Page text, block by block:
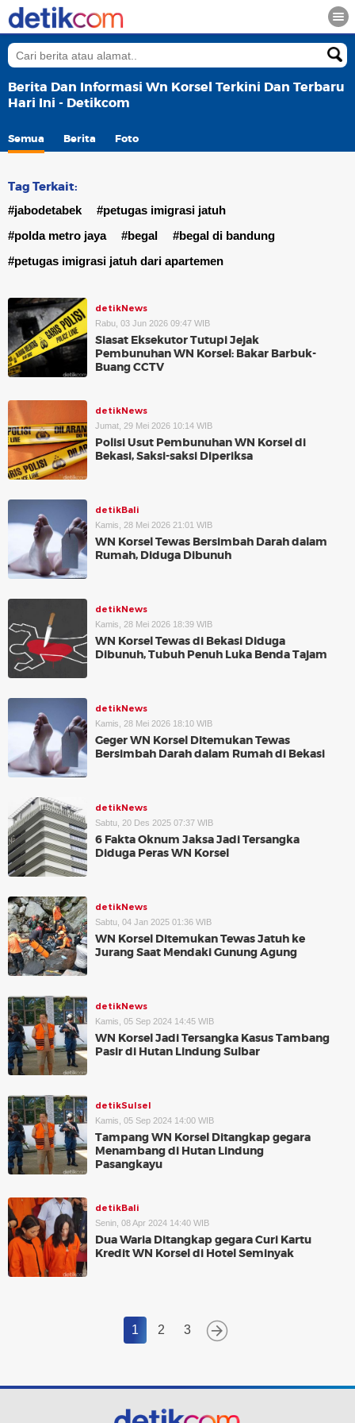
Berita Dan Informasi Wn Korsel Terkini Dan Terbaru
Hari Ini - Detikcom
Semua Berita Foto
Tag Terkait:
#jabodetabek
#petugas imigrasi jatuh
#polda metro jaya
#begal
#begal di bandung
#petugas imigrasi jatuh dari apartemen
detikNews
Rabu, 03 Jun 2026 09:47 WIB
Siasat Eksekutor Tutupi Jejak
Pembunuhan WN Korsel: Bakar Barbuk-
Buang CCTV
detikNews
Jumat, 29 Mei 2026 10:14 WIB
Polisi Usut Pembunuhan WN Korsel di
Bekasi, Saksi-saksi Diperiksa
detikBali
Kamis, 28 Mei 2026 21:01 WIB
WN Korsel Tewas Bersimbah Darah dalam
Rumah, Diduga Dibunuh
detikNews
Kamis, 28 Mei 2026 18:39 WIB
WN Korsel Tewas di Bekasi Diduga
Dibunuh, Tubuh Penuh Luka Benda Tajam
detikNews
Kamis, 28 Mei 2026 18:10 WIB
Geger WN Korsel Ditemukan Tewas
Bersimbah Darah dalam Rumah di Bekasi
detikNews
Sabtu, 20 Des 2025 07:37 WIB
6 Fakta Oknum Jaksa Jadi Tersangka
Diduga Peras WN Korsel
detikNews
Sabtu, 04 Jan 2025 01:36 WIB
WN Korsel Ditemukan Tewas Jatuh ke
Jurang Saat Mendaki Gunung Agung
detikNews
Kamis, 05 Sep 2024 14:45 WIB
WN Korsel Jadi Tersangka Kasus Tambang
Pasir di Hutan Lindung Sulbar
detikSulsel
Kamis, 05 Sep 2024 14:00 WIB
Tampang WN Korsel Ditangkap gegara
Menambang di Hutan Lindung
Pasangkayu
detikBali
Senin, 08 Apr 2024 14:40 WIB
Dua Waria Ditangkap gegara Curi Kartu
Kredit WN Korsel di Hotel Seminyak
1 2 3